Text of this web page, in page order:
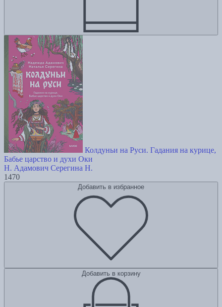
Колдуньи на Руси. Гадания на курице,
Бабье царство и духи Оки
Н. Адамович Серегина Н.
1470
Добавить в избранное
Добавить в корзину